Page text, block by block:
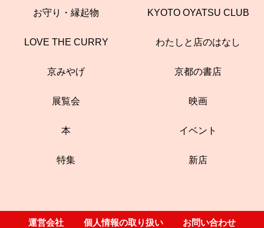
お守り・縁起物 KYOTO OYATSU CLUB
LOVE THE CURRY わたしと店のはなし
京みやげ 京都の書店
展覧会 映画
本 イベント
特集 新店
運営会社 個人情報の取り扱い お問い合わせ